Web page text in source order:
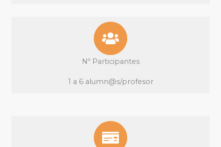
Nº Participantes
1 a 6 alumn@s/profesor